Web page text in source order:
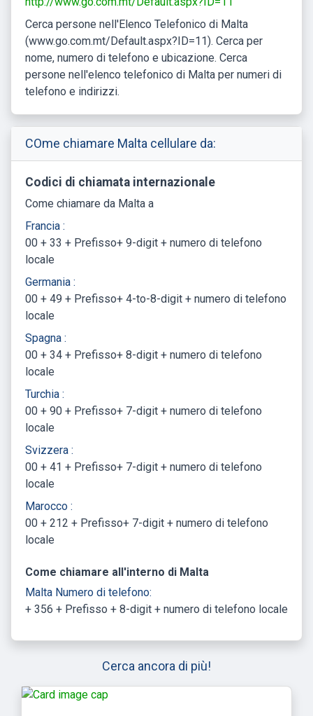
Cerca persone nell'Elenco Telefonico di Malta
(www.go.com.mt/Default.aspx?ID=11). Cerca per
nome, numero di telefono e ubicazione. Cerca
persone nell'elenco telefonico di Malta per numeri di
telefono e indirizzi.
COme chiamare Malta cellulare da:
Codici di chiamata internazionale
Come chiamare da Malta a
Francia :
00 + 33 + Prefisso+ 9-digit + numero di telefono
locale
Germania :
00 + 49 + Prefisso+ 4-to-8-digit + numero di telefono
locale
Spagna :
00 + 34 + Prefisso+ 8-digit + numero di telefono
locale
Turchia :
00 + 90 + Prefisso+ 7-digit + numero di telefono
locale
Svizzera :
00 + 41 + Prefisso+ 7-digit + numero di telefono
locale
Marocco :
00 + 212 + Prefisso+ 7-digit + numero di telefono
locale
Come chiamare all'interno di Malta
Malta Numero di telefono:
+ 356 + Prefisso + 8-digit + numero di telefono locale
Cerca ancora di più!